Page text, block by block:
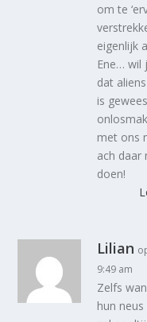
om te
eigenlijk
Ene… wil
dat
is
met ons
ach
doen!
Lilian
9:49 am
Zelfs
hun